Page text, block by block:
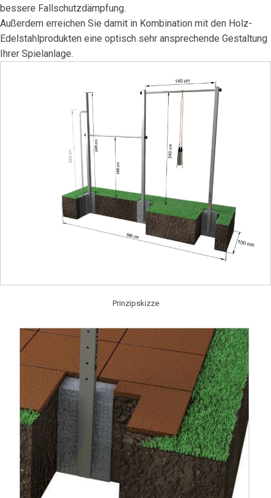
bessere Fallschutzdämpfung.
Außerdem erreichen Sie damit in Kombination mit den Holz-
Edelstahlprodukten eine optisch sehr ansprechende Gestaltung
Ihrer Spielanlage.
Prinzipskizze